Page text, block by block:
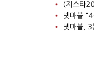
(지스타
넷마블
넷마블,